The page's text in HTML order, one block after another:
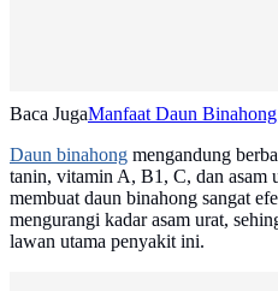
Baca JugaManfaat Daun
Daun binahong mengandung
tanin, vitamin A, B1, C, dan asam
membuat daun binahong sangat
mengurangi kadar asam urat,
lawan utama penyakit ini.